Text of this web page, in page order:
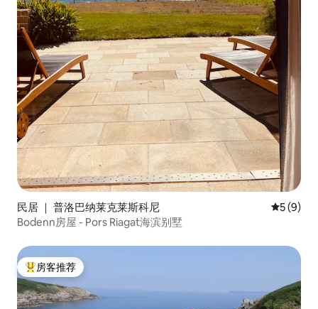
民居 ｜ 普洛巴纳莱克莱斯科尼 平均评分
5 (9)
Bodenn房屋 - Pors Riagat海滨别墅
热门「房客推荐」
房客推荐